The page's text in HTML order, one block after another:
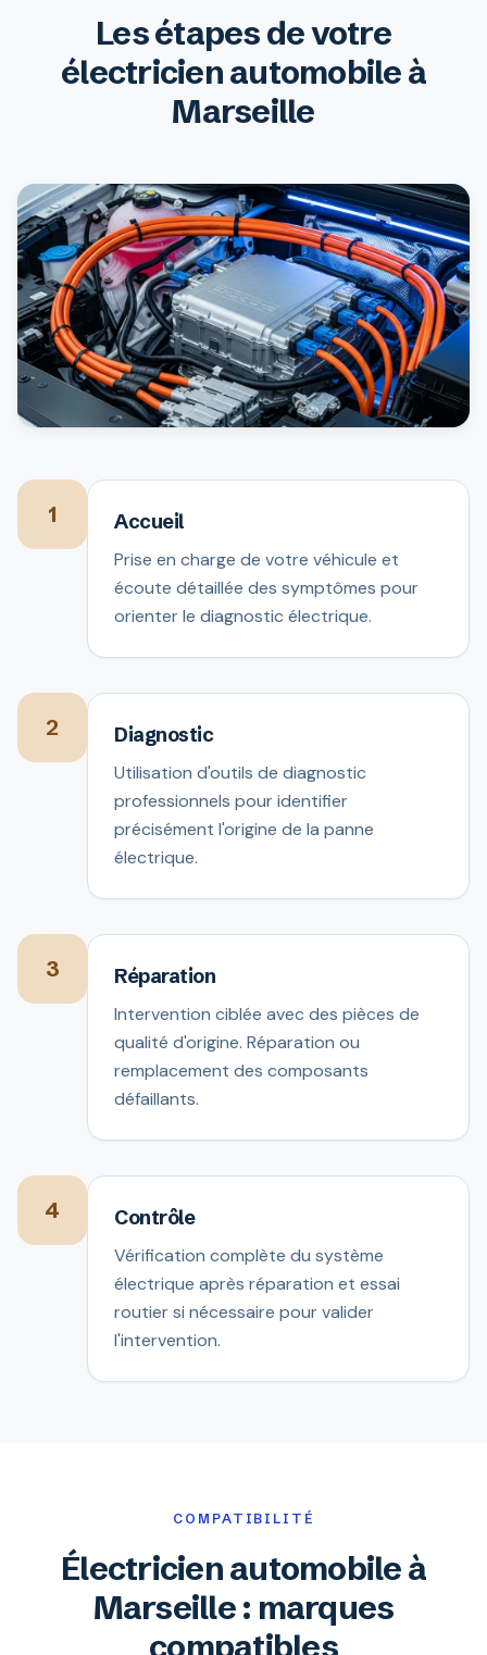
Les étapes de votre
électricien automobile à
Marseille
1 Accueil
Prise en charge de votre véhicule et
écoute détaillée des symptômes pour
orienter le diagnostic électrique.
2 Diagnostic
Utilisation d'outils de diagnostic
professionnels pour identifier
précisément l'origine de la panne
électrique.
3 Réparation
Intervention ciblée avec des pièces de
qualité d'origine. Réparation ou
remplacement des composants
défaillants.
4 Contrôle
Vérification complète du système
électrique après réparation et essai
routier si nécessaire pour valider
l'intervention.
COMPATIBILITÉ
Électricien automobile à
Marseille : marques
compatibles